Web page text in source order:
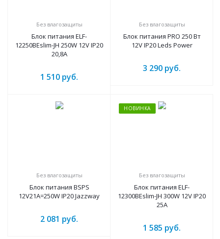
Без влагозащиты
Блок питания ELF-
12250BEslim-JH 250W 12V IP20
20,8A
1 510 руб.
Без влагозащиты
Блок питания PRO 250 Вт
12V IP20 Leds Power
3 290 руб.
Без влагозащиты
Блок питания BSPS
12V21A=250W IP20 Jazzway
2 081 руб.
НОВИНКА
Без влагозащиты
Блок питания ELF-
12300BEslim-JH 300W 12V IP20
25A
1 585 руб.